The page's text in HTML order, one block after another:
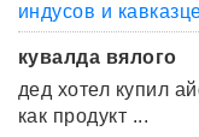
индусов и
кувалда вялого
дед хотел купил
как продукт ...